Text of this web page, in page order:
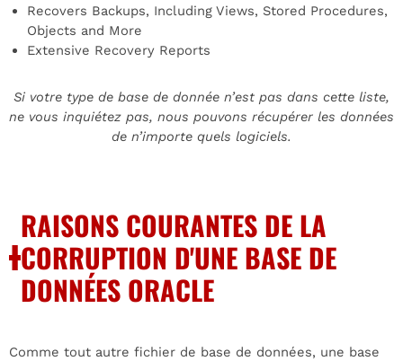
Recovers Backups, Including Views, Stored Procedures,
Objects and More
Extensive Recovery Reports
Si votre type de base de donnée n’est pas dans cette liste,
ne vous inquiétez pas, nous pouvons récupérer les données
de n’importe quels logiciels.
RAISONS COURANTES DE LA
CORRUPTION D'UNE BASE DE
DONNÉES ORACLE
Comme tout autre fichier de base de données, une base